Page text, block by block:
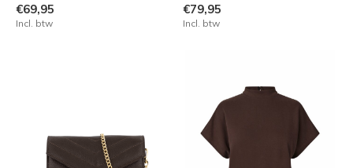
€69,95
Incl. btw
€79,95
Incl. btw